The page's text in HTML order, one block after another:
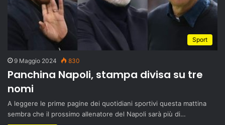
Sport
9 Maggio 2024 830
Panchina Napoli, stampa divisa su tre
nomi
A leggere le prime pagine dei quotidiani sportivi questa mattina
sembra che il prossimo allenatore del Napoli sarà più di…